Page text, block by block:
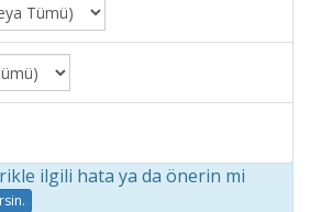
ilgili hata ya da önerin mi